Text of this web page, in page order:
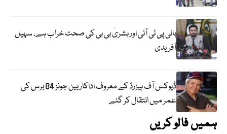
بانی پی ٹی آئی اور بشریٰ بی بی کی صحت خراب ہے، سہیل
آفریدی
ڈیوکس آف ہیزرڈ کے معروف اداکار بین جونز 84 برس کی
عمر میں انتقال کر گئے
ہمیں فالو کریں